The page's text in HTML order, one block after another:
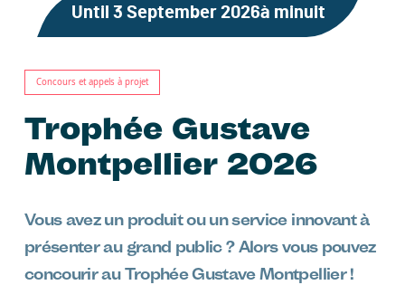
Until 3 September 2026à minuit
Concours et appels à projet
Trophée Gustave
Montpellier 2026
Vous avez un produit ou un service innovant à
présenter au grand public ? Alors vous pouvez
concourir au Trophée Gustave Montpellier !